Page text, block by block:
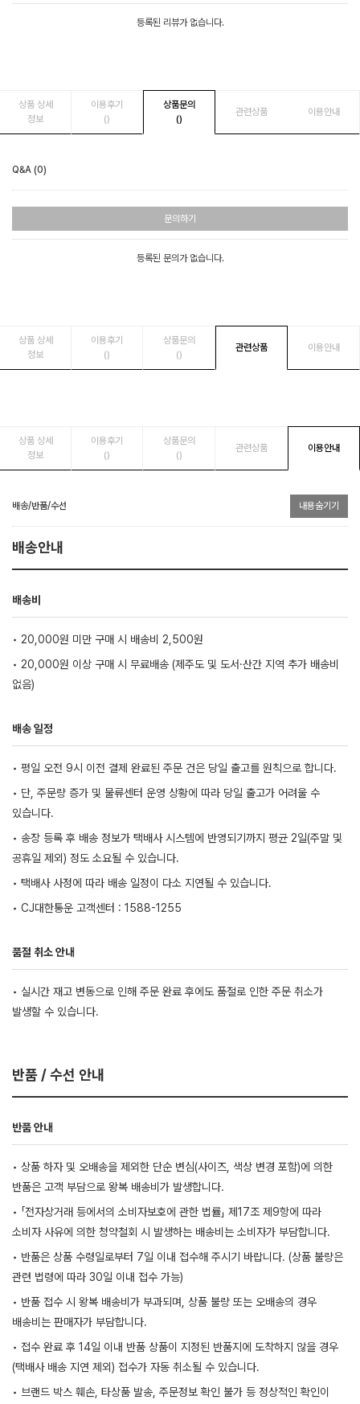
등록된 리뷰가 없습니다.
상품 상세
정보
이용후기
()
상품문의
()
관련상품 이용안내
Q&A (0)
문의하기
등록된 문의가 없습니다.
상품 상세
정보
이용후기
()
상품문의
()
관련상품 이용안내
상품 상세
정보
이용후기
()
상품문의
()
관련상품 이용안내
배송/반품/수선 내용숨기기
배송안내
배송비
• 20,000원 미만 구매 시 배송비 2,500원
• 20,000원 이상 구매 시 무료배송 (제주도 및 도서·산간 지역 추가 배송비
없음)
배송 일정
• 평일 오전 9시 이전 결제 완료된 주문 건은 당일 출고를 원칙으로 합니다.
• 단, 주문량 증가 및 물류센터 운영 상황에 따라 당일 출고가 어려울 수
있습니다.
• 송장 등록 후 배송 정보가 택배사 시스템에 반영되기까지 평균 2일(주말 및
공휴일 제외) 정도 소요될 수 있습니다.
• 택배사 사정에 따라 배송 일정이 다소 지연될 수 있습니다.
• CJ대한통운 고객센터 : 1588-1255
품절 취소 안내
• 실시간 재고 변동으로 인해 주문 완료 후에도 품절로 인한 주문 취소가
발생할 수 있습니다.
반품 / 수선 안내
반품 안내
• 상품 하자 및 오배송을 제외한 단순 변심(사이즈, 색상 변경 포함)에 의한
반품은 고객 부담으로 왕복 배송비가 발생합니다.
• 「전자상거래 등에서의 소비자보호에 관한 법률」 제17조 제9항에 따라
소비자 사유에 의한 청약철회 시 발생하는 배송비는 소비자가 부담합니다.
• 반품은 상품 수령일로부터 7일 이내 접수해 주시기 바랍니다. (상품 불량은
관련 법령에 따라 30일 이내 접수 가능)
• 반품 접수 시 왕복 배송비가 부과되며, 상품 불량 또는 오배송의 경우
배송비는 판매자가 부담합니다.
• 접수 완료 후 14일 이내 반품 상품이 지정된 반품지에 도착하지 않을 경우
(택배사 배송 지연 제외) 접수가 자동 취소될 수 있습니다.
• 브랜드 박스 훼손, 타상품 발송, 주문정보 확인 불가 등 정상적인 확인이